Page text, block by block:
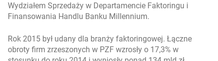
Wydziałem Sprzedaży w Departamencie Faktoringu i
Finansowania Handlu Banku Millennium.
Rok 2015 był udany dla branży faktoringowej. Łączne
obroty firm zrzeszonych w PZF wzrosły o 17,3% w